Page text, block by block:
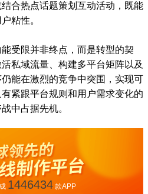
合热点话题策划互动活动，既能
粘性。
受限并非终点，而是转型的契
私域流量、构建多平台矩阵以及
能在激烈的竞争中突围，实现可
紧跟平台规则和用户需求变化的
中占据先机。
1446434款APP